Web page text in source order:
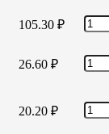
105.30 ₽
26.60 ₽
20.20 ₽